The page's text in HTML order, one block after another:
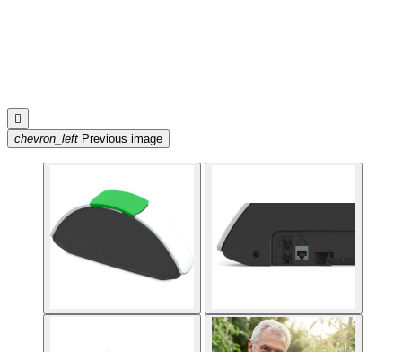

chevron_left Previous image